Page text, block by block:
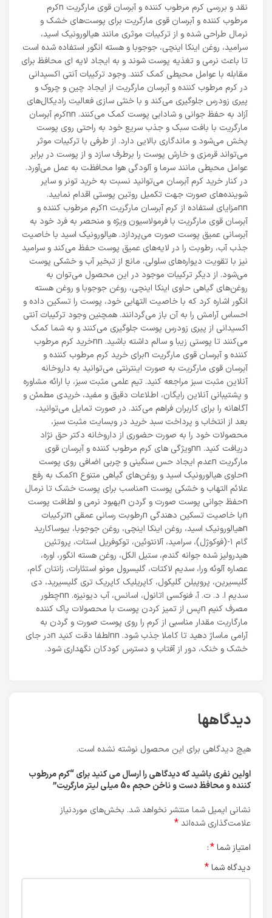
نقد و بررسی کرم مرطوب کننده و آبرسان قوی مارگریت nکرم
مرطوب کننده و آبرسان قوی مارگریت برای پوست‌های خشک و
نرمال طراحی شده و از ترکیبات موثری مانند هیالورونیک اسید،
سرامید، روغن اینکا اینچی، جوجوبا و هسته انگور استفاده شده است
تا باعث نرمی و تغذیه پوست شوند و به ایجاد لایه ای محافظ برای
مقابله با عوامل محیطی کمک ‌کنند. وجود ترکیبات آنتی اکسیدانی
در کرم مرطوب کننده و آبرسان مارگریت از ایجاد چین و چروک و
پیری زودرس جلوگیری می‌کند و با خنثی سازی فعالیت رادیکال‌های
آزاد به حفظ جوانی و شادابی پوست کمک می‌کنند. nnکرم آبرسان
مارگریت با بافت سبک و جذب سریع خود به راحتی روی پوست
پخش می‌شود و ماندگاری بالایی دارد. از طرفی با ترکیبات موثر
می‌تواند قرمزی و خارش پوست را برطرف سازد و از پوست در برابر
عوامل محیطی مانند سرما و آلودگی هوا محافظت به عمل می‌آورد.
در کنار خرید کرم آبرسان می‌توانید نسبت به خرید تونر و سایر
شوینده‌های صورت جهت تکمیل روتین پوستی اقدام نمایید.
nnمزایای استفاده از کرم آبرسان مارگریت nکرم مرطوب کننده و
آبرسان قوی مارگریت با فرمولاسیون ویژه و منحصر به فرد خود به
آبرسانی عمیق پوست صورت می‌پردازد. هیالورونیک اسید با خاصیت
جذب آب، رطوبت را در لایه‌های عمیق پوست حفظ می‌کند و سرامید
نیز با تقویت دیواره‌های سلولی، مانع از تبخیر آب و خشکی پوست
می‌شود. از دیگر ترکیبات موجود در این محصول می‌توان به
روغن‌های گیاهی حاوی اینکا اینچی، روغن جوجوبا و روغن هسته
انگور اشاره کرد که با خاصیت التهابی خود، پوست را تسکین داده و
احساس آرامش را به آن باز می‌گردانند. همچنین وجود ترکیبات آنتی
اکسیدانی از پیری زودرس پوست جلوگیری می‌کنند و به شما کمک
می‌کنند تا پوستی زیبا و سالم داشته باشید. nnخرید کرم مرطوب
کننده و آبرسان قوی مارگریت nبرای خرید کرم مرطوب کننده و
آبرسان قوی مارگریت به صورت اینترنتی می‌توانید به داروخانه
آنلاین مثبت سبز مراجعه کنید. تیم علمی مثبت سبز، با ارائه مشاوره
و پشتیبانی آنلاین رایگان، اطلاعات دقیق و مفید، خریدی مطمئن و
آگاهانه را برای کاربران فراهم می‌کند. در صورت تمایل می‌توانید،
بعد از انتخاب و پرداخت سبد خرید در وبسایت مثبت سبز،
محصولات خود را به صورت حضوری از داروخانه دکتر حق نژاد
دریافت کنید. nnویژگی های کرم مرطوب کننده و آبرسان قوی
مارگریت nعدم ایجاد حس سنگینی و چربی اضافی روی پوست
nحاوی هیالورونیک اسید و روغن‌های گیاهی متنوع nکمک به رفع
علائم التهاب و خشکی پوست nمناسب برای پوست خشک تا نرمال
nحفظ جوانی پوست صورت و گردن nبهبود نرمی و لطافت پوست
nبا خاصیت تسکین دهندگی nرطوبت رسانی عمقی nترکیبات
nهیالورونیک اسید، روغن اینکا اینچی، روغن جوجوبا، بیوساکارید
گام ۱-(فوکوژل)، سرامید، آلانتوئین، توکوفریل استات، پروتئین
هیدرولیز شده جوانه گندم، ستیل الکل، روغن هسته انگور، اوره،
عصاره آلوئه ورا، سدیم لاکتات، گلیسرول مونو استئارات، زانتان گام،
گلیسیرین، پروپیلن گلیکول، کاپریلیک کاپریک تری گلیسیرید، دی
سدیم ا. د. ت. آ، فنوکسی اتانول، اسانس، آب دیونیزه. nnچطور
مصرف کنیم nپس از تمیز کردن پوست با محصولات پاک کننده
مارگاریت مقدار مناسبی از کرم را روی پوست صورت و گردن به
آرامی ماساژ دهید تا کاملا جذب شود. nnلطفا دقت کنید nدر جای
خشک و خنک، دور از آفتاب و دسترس کودکان نگهداری شود.
دیدگاهها
هیچ دیدگاهی برای این محصول نوشته نشده است.
اولین نفری باشید که دیدگاهی را ارسال می کنید برای “کرم مررطوب
کننده و محافظ دست و ناخن حجم 50 میلی لیتر مارگریت”
نشانی ایمیل شما منتشر نخواهد شد. بخش‌های موردنیاز
علامت‌گذاری شده‌اند*
امتیاز شما*
دیدگاه شما*